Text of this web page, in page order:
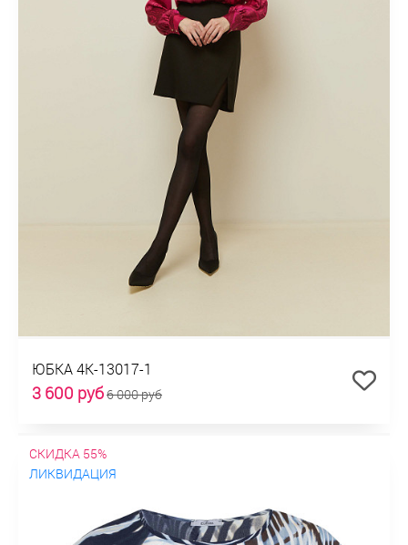
ЮБКА 4К-13017-1
3 600 руб6 000 руб
СКИДКА 55%
ЛИКВИДАЦИЯ